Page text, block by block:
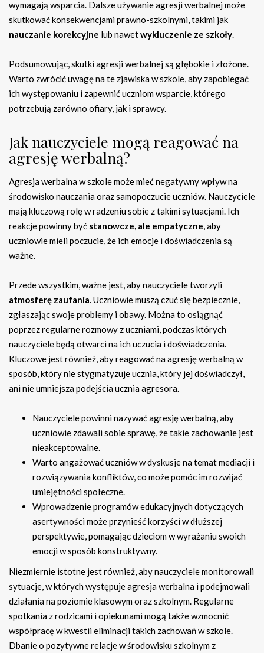
wymagają wsparcia. Dalsze używanie agresji werbalnej może
skutkować konsekwencjami prawno-szkolnymi, takimi jak
nauczanie korekcyjne lub nawetwykluczenie ze szkoły.
Podsumowując, skutki agresji werbalnej są głębokie i złożone.
Warto zwrócić uwagę na te zjawiska w szkole, aby zapobiegać
ich występowaniu i zapewnić uczniom wsparcie, którego
potrzebują zarówno ofiary, jak i sprawcy.
Jak nauczyciele mogą reagować na
agresję werbalną?
Agresja werbalna w szkole może mieć negatywny wpływ na
środowisko nauczania oraz samopoczucie uczniów. Nauczyciele
mają kluczową rolę w radzeniu sobie z takimi sytuacjami. Ich
reakcje powinny być stanowcze, ale empatyczne, aby
uczniowie mieli poczucie, że ich emocje i doświadczenia są
ważne.
Przede wszystkim, ważne jest, aby nauczyciele tworzyli
atmosferę zaufania. Uczniowie muszą czuć się bezpiecznie,
zgłaszając swoje problemy i obawy. Można to osiągnąć
poprzez regularne rozmowy z uczniami, podczas których
nauczyciele będą otwarci na ich uczucia i doświadczenia.
Kluczowe jest również, aby reagować na agresję werbalną w
sposób, który nie stygmatyzuje ucznia, który jej doświadczył,
ani nie umniejsza podejścia ucznia agresora.
Nauczyciele powinni nazywać agresję werbalną, aby
uczniowie zdawali sobie sprawę, że takie zachowanie jest
nieakceptowalne.
Warto angażować uczniów w dyskusje na temat mediacji i
rozwiązywania konfliktów, co może pomóc im rozwijać
umiejętności społeczne.
Wprowadzenie programów edukacyjnych dotyczących
asertywności może przynieść korzyści w dłuższej
perspektywie, pomagając dzieciom w wyrażaniu swoich
emocji w sposób konstruktywny.
Niezmiernie istotne jest również, aby nauczyciele monitorowali
sytuacje, w których występuje agresja werbalna i podejmowali
działania na poziomie klasowym oraz szkolnym. Regularne
spotkania z rodzicami i opiekunami mogą także wzmocnić
współpracę w kwestii eliminacji takich zachowań w szkole.
Dbanie o pozytywne relacje w środowisku szkolnym z